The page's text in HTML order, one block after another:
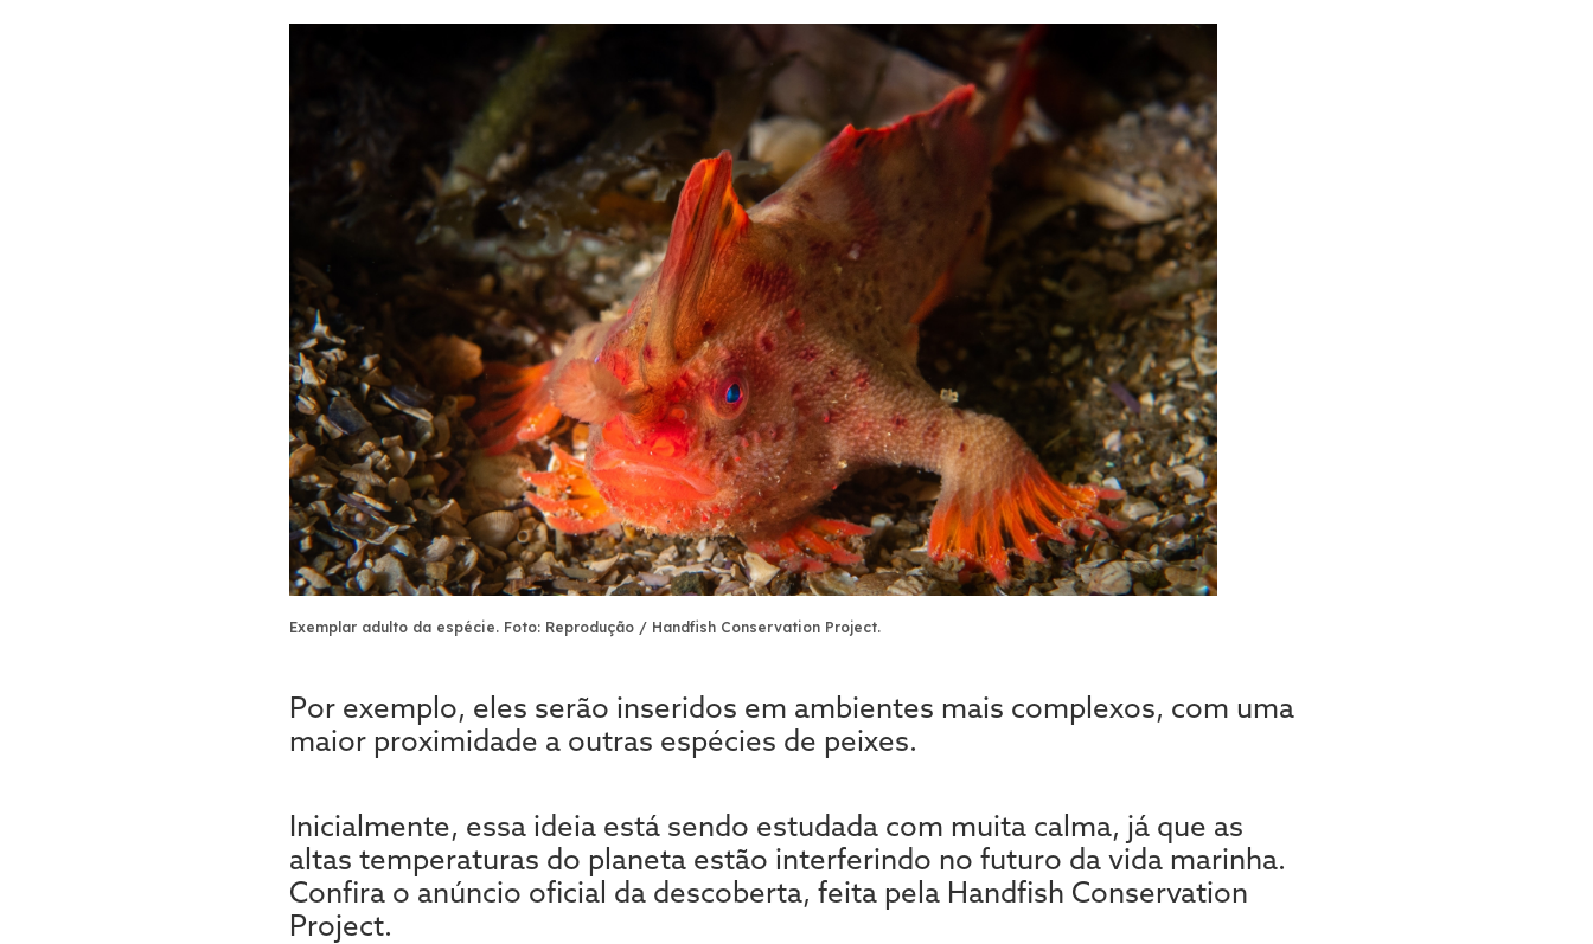
Exemplar adulto da espécie. Foto: Reprodução / Handfish Conservation Project.
Por exemplo, eles serão inseridos em ambientes mais complexos, com uma
maior proximidade a outras espécies de peixes.
Inicialmente, essa ideia está sendo estudada com muita calma, já que as
altas temperaturas do planeta estão interferindo no futuro da vida marinha.
Confira o anúncio oficial da descoberta, feita pela Handfish Conservation
Project.